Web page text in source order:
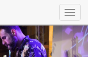
Toggle